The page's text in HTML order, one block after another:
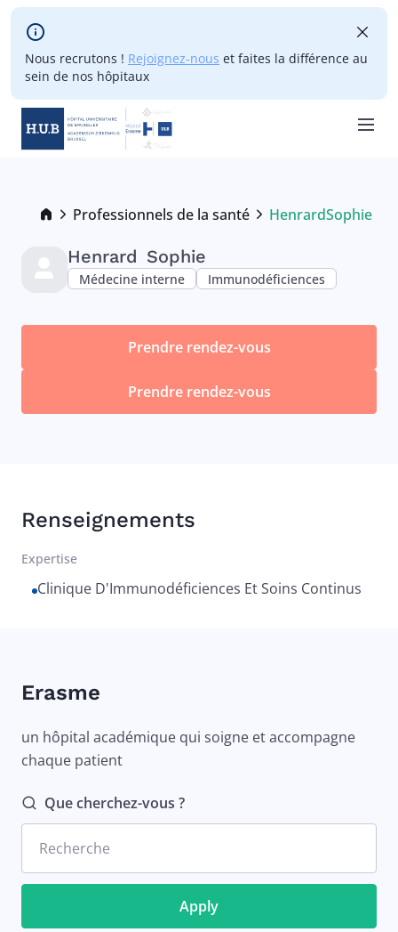
Skip to main content
Nous recrutons ! Rejoignez-nous et faites la différence au
sein de nos hôpitaux
Breadcrumb
Professionnels de la santé
Current:
HenrardSophie
Henrard Sophie
Médecine interne Immunodéficiences
Prendre rendez-vous
Prendre rendez-vous
Renseignements
Expertise
Clinique D'Immunodéficiences Et Soins Continus
Erasme
un hôpital académique qui soigne et accompagne
chaque patient
Que cherchez-vous ?
Recherche